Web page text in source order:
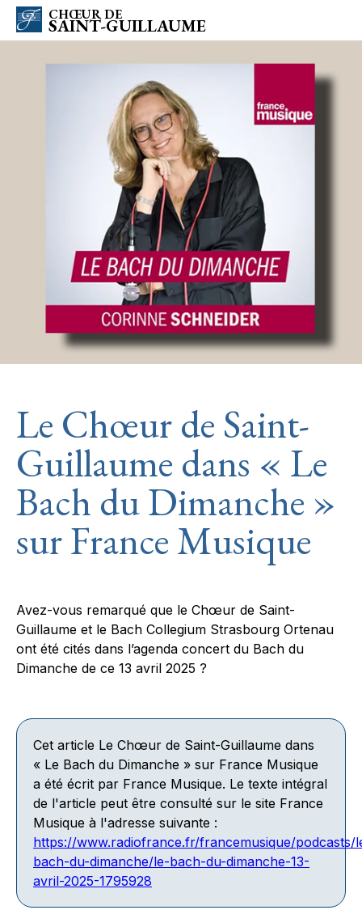
Le Chœur de Saint-
Guillaume dans « Le
Bach du Dimanche »
sur France Musique
Avez-vous remarqué que le Chœur de Saint-
Guillaume et le Bach Collegium Strasbourg Ortenau
ont été cités dans l’agenda concert du Bach du
Dimanche de ce 13 avril 2025 ?
Cet article Le Chœur de Saint-Guillaume dans
« Le Bach du Dimanche » sur France Musique
a été écrit par France Musique. Le texte intégral
de l'article peut être consulté sur le site France
Musique à l'adresse suivante :
https://www.radiofrance.fr/francemusique/podcasts/
bach-du-dimanche/le-bach-du-dimanche-13-
avril-2025-1795928
CHŒUR DE
SAINT-GUILLAUME